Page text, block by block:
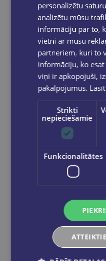
personalizētu
analizētu mūsu
informāciju par to,
vietni ar mūsu
partneriem, kuri to
informāciju, ko
viņi ir apkopojuši,
pakalpojumus.
Strikti
nepieciešamie
Funkcionalitātes